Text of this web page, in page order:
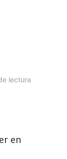
lectura
en